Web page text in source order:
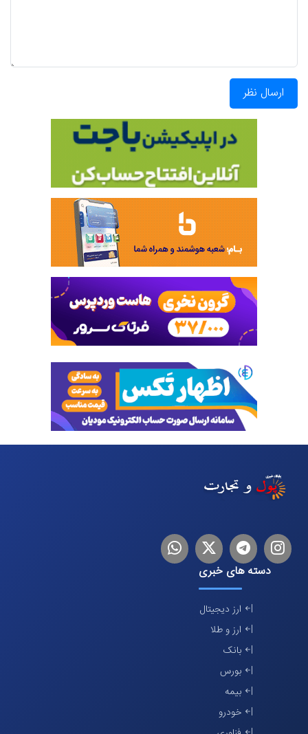
ارسال نظر
اینستاگرام
تلگرام توییترلینکدین
دسته های خبری
ارز دیجیتال
ارز و طلا
بانک
بورس
بیمه
خودرو